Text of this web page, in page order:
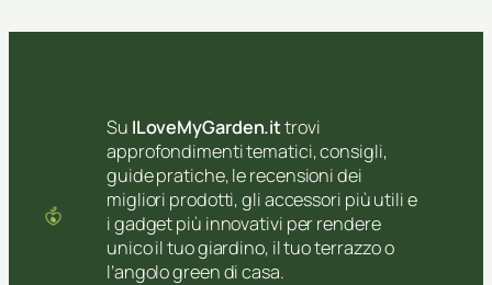
Su ILoveMyGarden.ittrovi
approfondimenti tematici, consigli,
guide pratiche, le recensioni dei
migliori prodotti, gli accessori più utili e
i gadget più innovativi per rendere
unico il tuo giardino, il tuo terrazzo o
l’angolo green di casa.